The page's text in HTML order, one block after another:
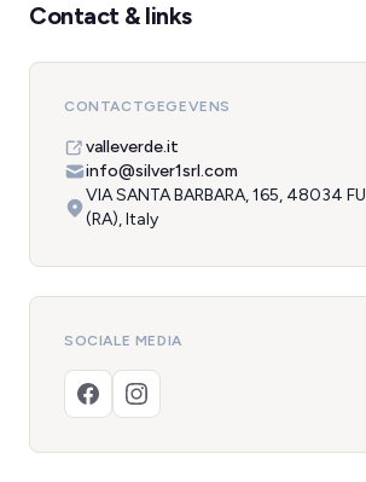
Contact & links
CONTACTGEGEVENS
valleverde.it
info@silver1srl.com
VIA SANTA BARBARA, 165, 48034
(RA), Italy
SOCIALE MEDIA